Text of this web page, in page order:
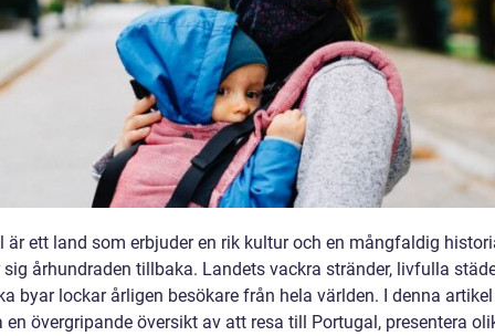
är ett land som erbjuder en rik kultur och en mångfaldig
sig århundraden tillbaka. Landets vackra stränder, livfulla
byar lockar årligen besökare från hela världen. I denna
en övergripande översikt av att resa till Portugal, presentera